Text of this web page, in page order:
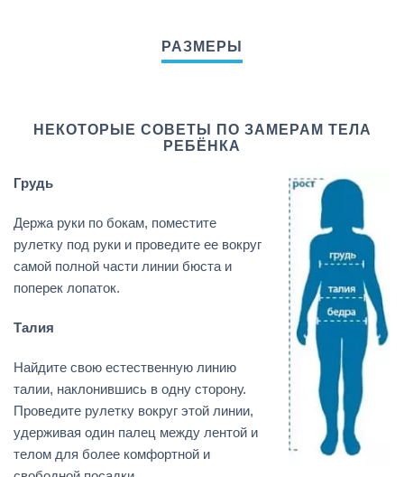
НЕКОТОРЫЕ СОВЕТЫ ПО ЗАМЕРАМ ТЕЛА
РЕБЁНКА
Грудь
Держа руки по бокам, поместите
рулетку под руки и проведите ее вокруг
самой полной части линии бюста и
поперек лопаток.
Талия
Найдите свою естественную линию
талии, наклонившись в одну сторону.
Проведите рулетку вокруг этой линии,
удерживая один палец между лентой и
телом для более комфортной и